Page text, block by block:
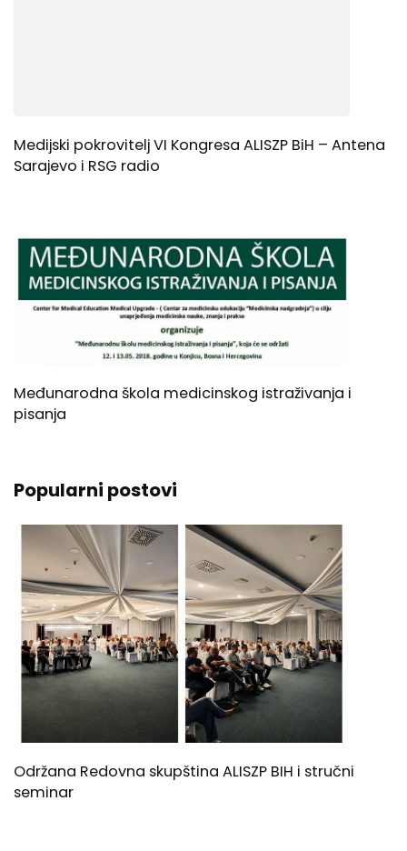
Medijski pokrovitelj VI Kongresa ALISZP BiH – Antena
Sarajevo i RSG radio
Međunarodna škola medicinskog istraživanja i
pisanja
Popularni postovi
Održana Redovna skupština ALISZP BIH i stručni
seminar